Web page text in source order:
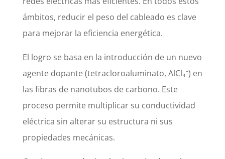
ámbitos, reducir el peso del cableado es clave
para mejorar la eficiencia energética.
El logro se basa en la introducción de un nuevo
agente dopante (tetracloroaluminato, AlCl₄⁻) en
las fibras de nanotubos de carbono. Este
proceso permite multiplicar su conductividad
eléctrica sin alterar su estructura ni sus
propiedades mecánicas.